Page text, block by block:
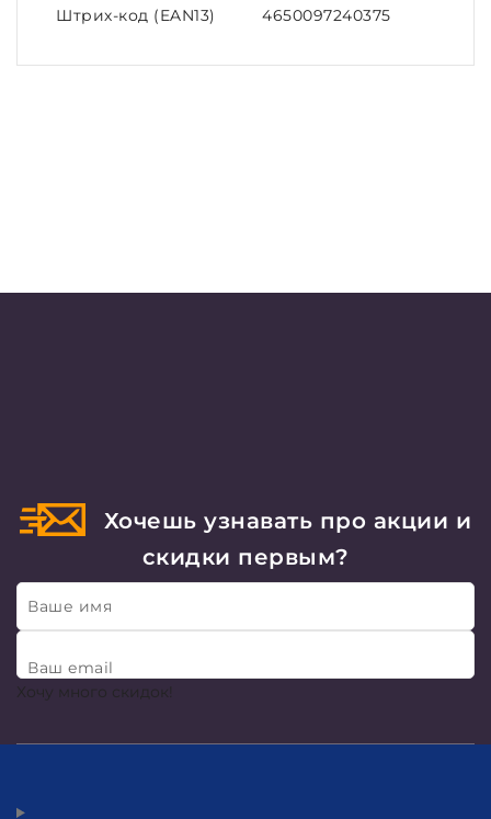
Штрих-код (EAN13) 4650097240375
Хочешь узнавать про акции и
скидки первым?
Ваше имя
Ваш email
Хочу много скидок!